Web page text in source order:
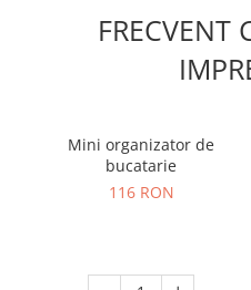
FRECVENT
Mini organizator de
bucatarie
116 RON